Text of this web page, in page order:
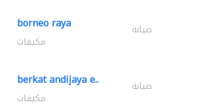
borneo raya صيانة
مكيفات
berkat andijaya e.. صيانة
مكيفات